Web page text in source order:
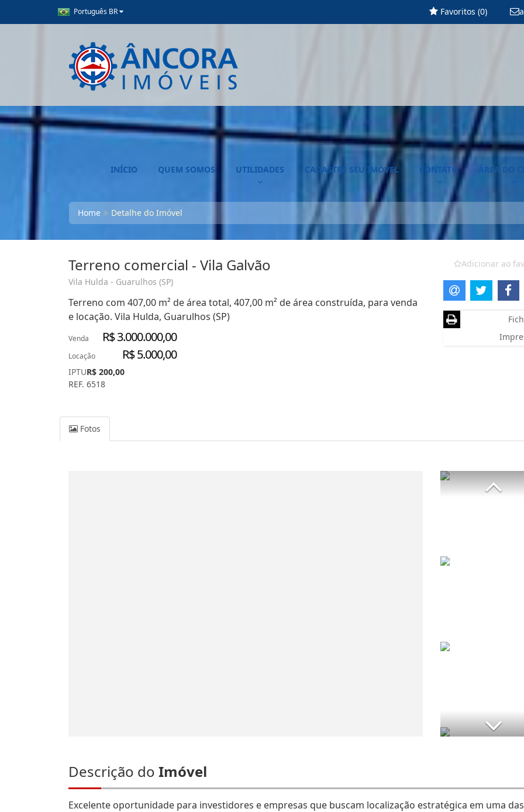
Português BR Favoritos (0)
INÍCIO QUEM SOMOS UTILIDADES CADASTRE SEU IMÓVEL CONTATO ÁREA DO
Home Detalhe do Imóvel
Terreno comercial - Vila Galvão
Vila Hulda - Guarulhos (SP)
Terreno com 407,00 m² de área total, 407,00 m² de área construída, para venda
e locação. Vila Hulda, Guarulhos (SP)
Venda R$ 3.000.000,00
Locação R$ 5.000,00
IPTUR$ 200,00
REF. 6518
Adicionar ao
Fotos
Descrição do Imóvel
Excelente oportunidade para investidores e empresas que buscam localização estratégica em uma das